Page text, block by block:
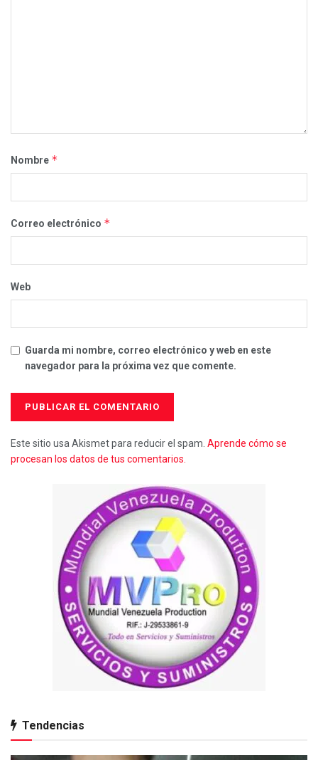
Nombre *
Correo electrónico *
Web
Guarda mi nombre, correo electrónico y web en este
navegador para la próxima vez que comente.
Este sitio usa Akismet para reducir el spam. Aprende cómo se
procesan los datos de tus comentarios.
Tendencias